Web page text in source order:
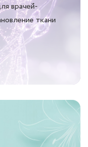
врачей-
ткани